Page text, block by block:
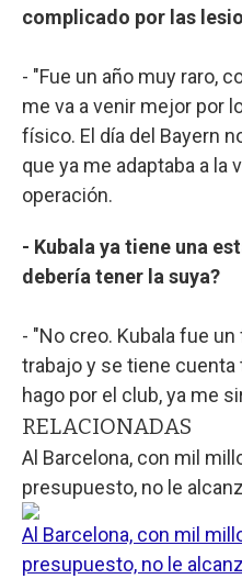
complicado por las
- "Fue un año muy raro,
me va a venir mejor por
físico. El día del Bayern
que ya me adaptaba a la
operación.
- Kubala ya tiene una
debería tener la suya?
- "No creo. Kubala fue
trabajo y se tiene cuenta
hago por el club, ya me
RELACIONADAS
Al Barcelona, con mil
presupuesto, no le
Al Barcelona, con mil
presupuesto, no le